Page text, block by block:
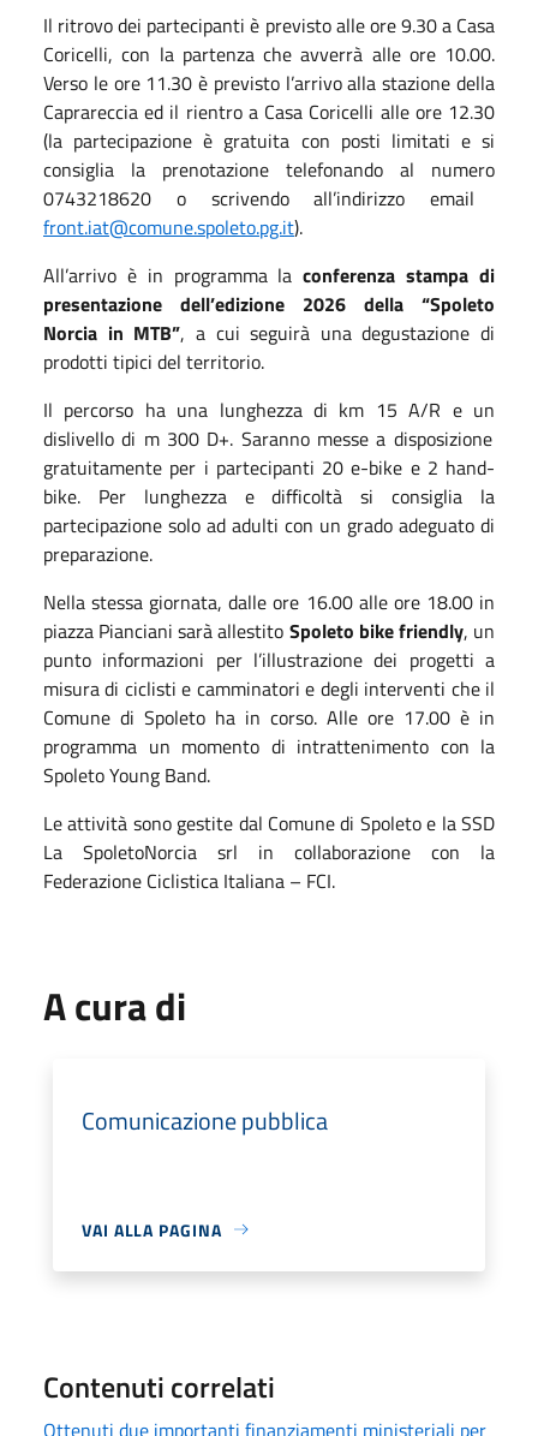
Il ritrovo dei partecipanti è previsto alle ore 9.30 a Casa
Coricelli, con la partenza che avverrà alle ore 10.00.
Verso le ore 11.30 è previsto l’arrivo alla stazione della
Caprareccia ed il rientro a Casa Coricelli alle ore 12.30
(la partecipazioneè gratuita con posti limitati e si
consiglia la prenotazione telefonando al numero
0743218620 o scrivendo all’indirizzo email
front.iat@comune.spoleto.pg.it).
All’arrivo è in programma laconferenza stampa di
presentazione dell’edizione 2026 della “Spoleto
Norcia in MTB”, a cui seguirà una degustazione di
prodotti tipici del territorio.
Il percorso ha una lunghezzadi km 15 A/R e un
dislivellodi m 300 D+. Saranno messe a disposizione
gratuitamente per i partecipanti 20 e-bike e 2 hand-
bike. Per lunghezza e difficoltà si consiglia la
partecipazione solo ad adulti con un grado adeguato di
preparazione.
Nella stessa giornata, dalle ore 16.00 alle ore 18.00 in
piazza Pianciani sarà allestito Spoleto bike friendly, un
punto informazioni per l’illustrazione dei progetti a
misura di ciclisti e camminatori e degli interventi che il
Comune di Spoleto ha in corso. Alle ore 17.00 è in
programma un momento di intrattenimento con la
Spoleto Young Band.
Le attività sono gestite dal Comune di Spoleto e laSSD
La SpoletoNorcia srl in collaborazione con la
Federazione Ciclistica Italiana – FCI.
A cura di
Comunicazione pubblica
VAI ALLA PAGINA
Contenuti correlati
Ottenuti due importanti finanziamenti ministeriali per